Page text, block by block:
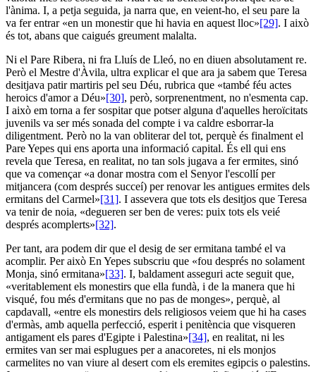
l'ànima. I, a petja seguida, ja narra que, en veient-ho, el seu pare la
va fer entrar «en un monestir que hi havia en aquest lloc»[29]. I això
és tot, abans que caigués greument malalta.
Ni el Pare Ribera, ni fra Lluís de Lleó, no en diuen absolutament re.
Però el Mestre d'Àvila, ultra explicar el que ara ja sabem que Teresa
desitjava patir martiris pel seu Déu, rubrica que «també féu actes
heroics d'amor a Déu»[30], però, sorprenentment, no n'esmenta cap.
I això em torna a fer sospitar que potser alguna d'aquelles heroïcitats
juvenils va ser més sonada del compte i va caldre esborrar-la
diligentment. Però no la van obliterar del tot, perquè és finalment el
Pare Yepes qui ens aporta una informació capital. És ell qui ens
revela que Teresa, en realitat, no tan sols jugava a fer ermites, sinó
que va començar «a donar mostra com el Senyor l'escollí per
mitjancera (com després succeí) per renovar les antigues ermites dels
ermitans del Carmel»[31]. I assevera que tots els desitjos que Teresa
va tenir de noia, «degueren ser ben de veres: puix tots els veié
després acomplerts»[32].
Per tant, ara podem dir que el desig de ser ermitana també el va
acomplir. Per això En Yepes subscriu que «fou després no solament
Monja, sinó ermitana»[33]. I, baldament asseguri acte seguit que,
«veritablement els monestirs que ella fundà, i de la manera que hi
visqué, fou més d'ermitans que no pas de monges», perquè, al
capdavall, «entre els monestirs dels religiosos veiem que hi ha cases
d'ermàs, amb aquella perfecció, esperit i penitència que visqueren
antigament els pares d'Egipte i Palestina»[34], en realitat, ni les
ermites van ser mai esplugues per a anacoretes, ni els monjos
carmelites no van viure al desert com els eremites egipcis o palestins.